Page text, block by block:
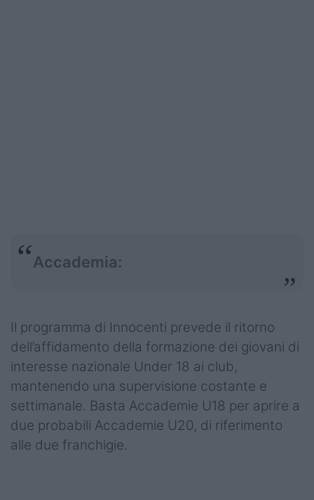
Accademia:
Il programma di Innocenti prevede il ritorno
dell’affidamento della formazione dei giovani di
interesse nazionale Under 18 ai club,
mantenendo una supervisione costante e
settimanale. Basta Accademie U18 per aprire a
due probabili Accademie U20, di riferimento
alle due franchigie.